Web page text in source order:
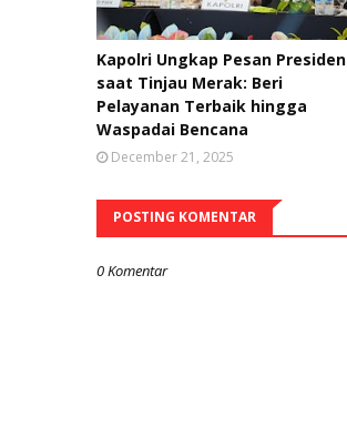
Kapolri Ungkap Pesan Presiden
saat Tinjau Merak: Beri
Pelayanan Terbaik hingga
Waspadai Bencana
December 21, 2025
POSTING KOMENTAR
0 Komentar